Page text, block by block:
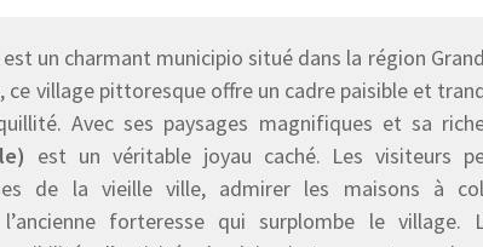
est un charmant municipio situé dans la région
ce village pittoresque offre un cadre paisible et
Avec ses paysages magnifiques et sa
est un véritable joyau caché. Les visiteurs
de la vieille ville, admirer les maisons à
forteresse qui surplombe le village.